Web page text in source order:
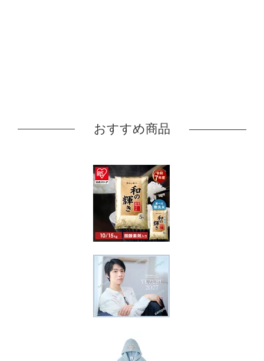
おすすめ商品